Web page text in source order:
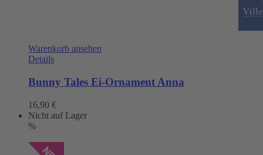
Warenkorb ansehen
Details
Bunny Tales Ei-Ornament Anna
16,90 €
Nicht auf Lager
%